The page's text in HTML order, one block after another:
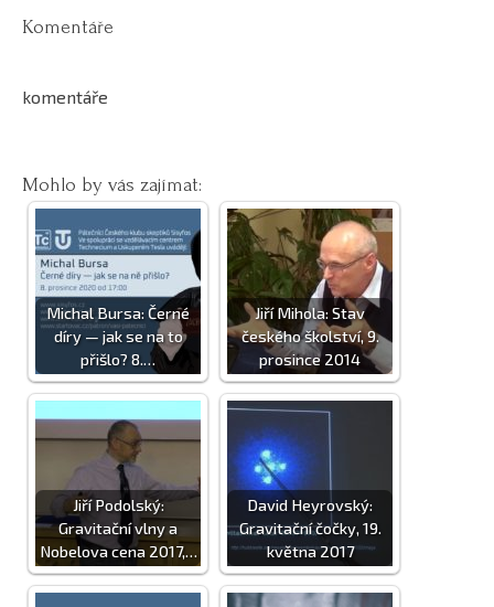
Komentáře
komentáře
Mohlo by vás zajímat:
Michal Bursa: Černé
díry — jak se na to
přišlo? 8.…
Jiří Mihola: Stav
českého školství, 9.
prosince 2014
Jiří Podolský:
Gravitační vlny a
Nobelova cena 2017,…
David Heyrovský:
Gravitační čočky, 19.
května 2017